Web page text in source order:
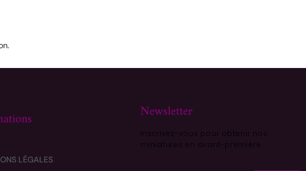
LÉGALES
Newsletter
Inscrivez-vous pour obtenir nos
miniatures en avant-première